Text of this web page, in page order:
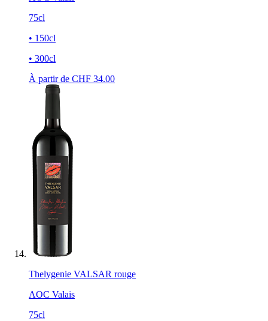
75cl
• 150cl
• 300cl
À partir de CHF 34.00
Thelygenie VALSAR rouge
AOC Valais
75cl